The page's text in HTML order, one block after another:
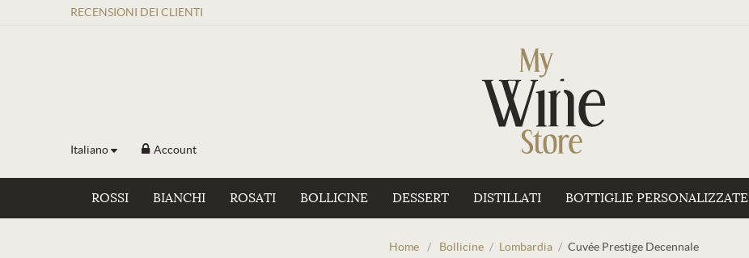
RECENSIONI DEI CLIENTI
Italiano Account
ROSSI BIANCHI ROSATI BOLLICINE DESSERT DISTILLATI BOTTIGLIE PERSONALIZZATE
Home / Bollicine / Lombardia / Cuvée Prestige Decennale